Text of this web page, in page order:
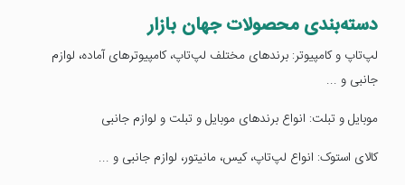
دسته‌بندی محصولات جهان بازار
لپ‌تاپ و کامپیوتر: برندهای مختلف لپ‌تاپ، کامپیوترهای آماده، لوازم
جانبی و ...
موبایل و تبلت: انواع برندهای موبایل و تبلت و لوازم جانبی
کالای استوک: انواع لپ‌تاپ، کیس، مانیتور، لوازم جانبی و ...